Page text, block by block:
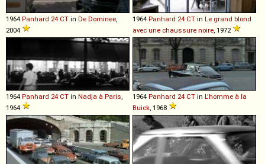
1964 Panhard 24 CT in De Dominee
2004
1964 Panhard 24 CT in Le grand blond
avec une chaussure noire , 1972
1964 Panhard 24 CT in Nadja à Paris
1964
1964 Panhard 24 CT in L'homme à la
Buick , 1968